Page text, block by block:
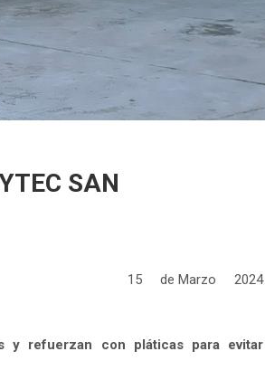
SAN
15 de Marzo 2024
y refuerzan con pláticas para evitar